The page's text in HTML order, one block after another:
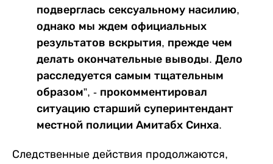
подверглась сексуальному насилию,
однако мы ждем официальных
результатов вскрытия, прежде чем
делать окончательные выводы. Дело
расследуется самым тщательным
образом”, - прокомментировал
ситуацию старший суперинтендант
местной полиции Амитабх Синха.
Следственные действия продолжаются,